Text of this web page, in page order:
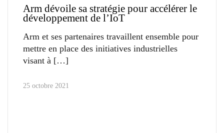
Arm dévoile sa stratégie pour accélérer le
développement de l’IoT
Arm et ses partenaires travaillent ensemble pour
mettre en place des initiatives industrielles
visant à
25 octobre 2021